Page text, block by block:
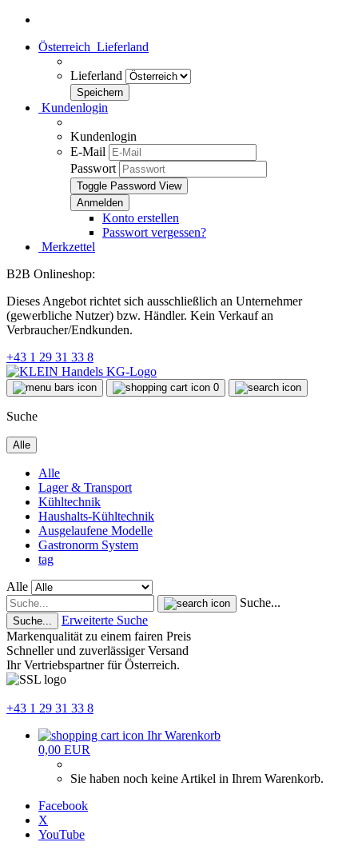
Österreich Lieferland
Lieferland
Kundenlogin
Kundenlogin
E-Mail
Passwort
Toggle Password View
Konto erstellen
Passwort vergessen?
Merkzettel
B2B Onlineshop:
Dieses Angebot richtet sich ausschließlich an Unternehmer
(gewerbliche Nutzer) bzw. Händler. Kein Verkauf an
Verbraucher/Endkunden.
+43 1 29 31 33 8
0
Suche
Alle
Alle
Lager & Transport
Kühltechnik
Haushalts-Kühltechnik
Ausgelaufene Modelle
Gastronorm System
tag
Alle
Suche...
Suche...
Erweiterte Suche
Markenqualität zu einem fairen Preis
Schneller und zuverlässiger Versand
Ihr Vertriebspartner für Österreich.
+43 1 29 31 33 8
Ihr Warenkorb
0,00 EUR
Sie haben noch keine Artikel in Ihrem Warenkorb.
Facebook
X
YouTube